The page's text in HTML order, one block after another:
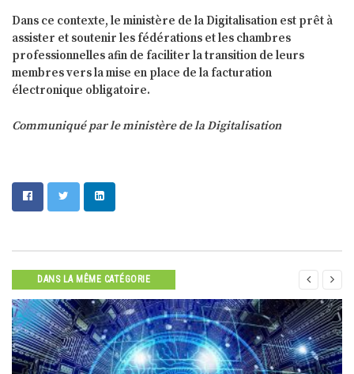
Dans ce contexte, le ministère de la Digitalisation est prêt à
assister et soutenir les fédérations et les chambres
professionnelles afin de faciliter la transition de leurs
membres vers la mise en place de la facturation
électronique obligatoire.
Communiqué par le ministère de la Digitalisation
DANS LA MÊME CATÉGORIE  